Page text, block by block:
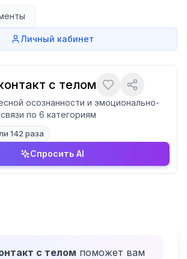
Личный кабинет
с телом
осознанности и эмоционально-
по 6 категориям
142 раза
Спросить AI
с телом поможет вам